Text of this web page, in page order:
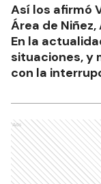
Así los afirmó
Área de
En la
situaciones, y
con la
Ads